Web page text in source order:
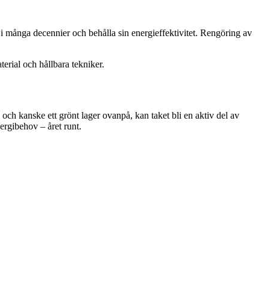
decennier och behålla sin energieffektivitet. Rengöring av
och hållbara tekniker.
kanske ett grönt lager ovanpå, kan taket bli en aktiv del av
– året runt.